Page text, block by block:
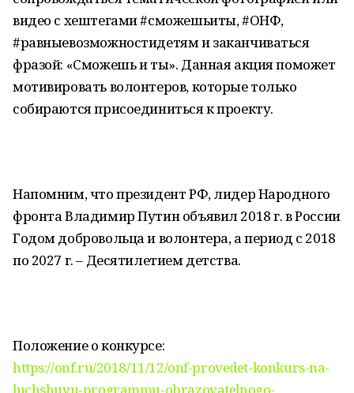
видео с хештегами #сможешьиты, #ОНФ,
#равныевозможностидетям и заканчиваться
фразой: «Сможешь и ты». Данная акция поможет
мотивировать волонтеров, которые только
собираются присоединиться к проекту.
Напомним, что президент РФ, лидер Народного
фронта Владимир Путин объявил 2018 г. в России
Годом добровольца и волонтера, а период с 2018
по 2027 г. – Десятилетием детства.
Положение о конкурсе:
https://onf.ru/2018/11/12/onf-provedet-konkurs-na-